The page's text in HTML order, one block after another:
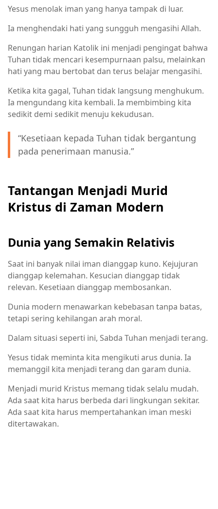
Yesus menolak iman yang hanya tampak di luar.
Ia menghendaki hati yang sungguh mengasihi Allah.
Renungan harian Katolik ini menjadi pengingat bahwa
Tuhan tidak mencari kesempurnaan palsu, melainkan
hati yang mau bertobat dan terus belajar mengasihi.
Ketika kita gagal, Tuhan tidak langsung menghukum.
Ia mengundang kita kembali. Ia membimbing kita
sedikit demi sedikit menuju kekudusan.
“Kesetiaan kepada Tuhan tidak bergantung
pada penerimaan manusia.”
Tantangan Menjadi Murid
Kristus di Zaman Modern
Dunia yang Semakin Relativis
Saat ini banyak nilai iman dianggap kuno. Kejujuran
dianggap kelemahan. Kesucian dianggap tidak
relevan. Kesetiaan dianggap membosankan.
Dunia modern menawarkan kebebasan tanpa batas,
tetapi sering kehilangan arah moral.
Dalam situasi seperti ini, Sabda Tuhan menjadi terang.
Yesus tidak meminta kita mengikuti arus dunia. Ia
memanggil kita menjadi terang dan garam dunia.
Menjadi murid Kristus memang tidak selalu mudah.
Ada saat kita harus berbeda dari lingkungan sekitar.
Ada saat kita harus mempertahankan iman meski
ditertawakan.